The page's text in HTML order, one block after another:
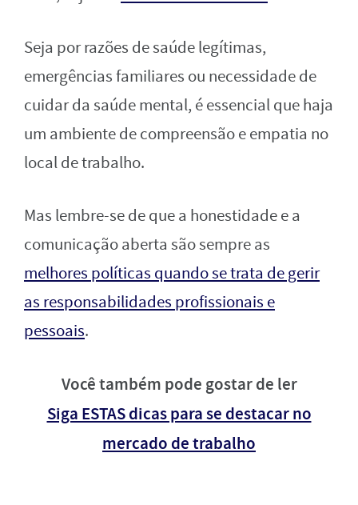
Seja por razões de saúde legítimas,
emergências familiares ou necessidade de
cuidar da saúde mental, é essencial que haja
um ambiente de compreensão e empatia no
local de trabalho.
Mas lembre-se de que a honestidade e a
comunicação aberta são sempre as
melhores políticas quando se trata de gerir
as responsabilidades profissionais e
pessoais.
Você também pode gostar de ler
Siga ESTAS dicas para se destacar no
mercado de trabalho